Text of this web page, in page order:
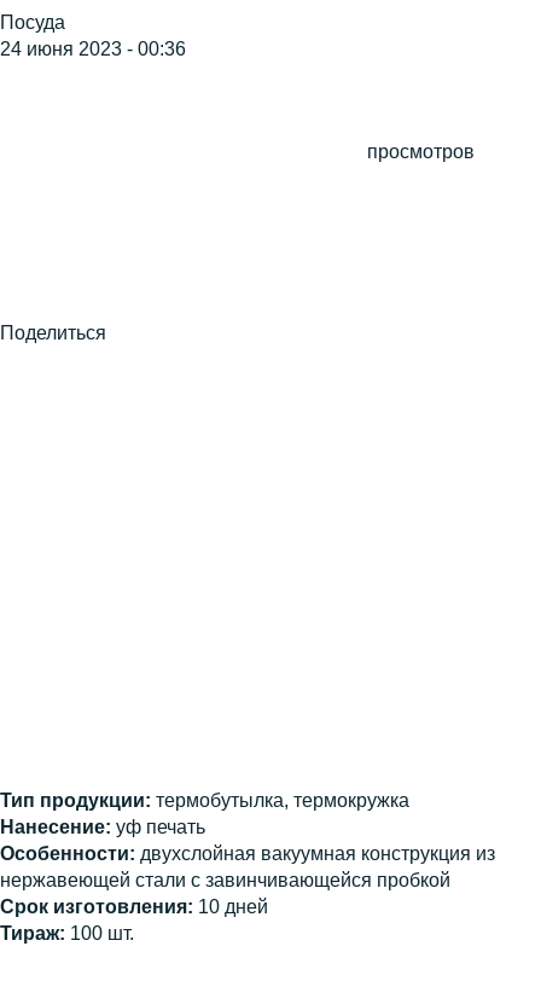
Посуда
24 июня 2023 - 00:36
просмотров
Поделиться
Тип продукции: термобутылка, термокружка
Нанесение: уф печать
Особенности: двухслойная вакуумная конструкция из
нержавеющей стали с завинчивающейся пробкой
Срок изготовления: 10 дней
Тираж: 100 шт.